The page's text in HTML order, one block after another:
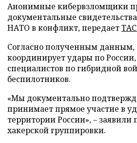
Анонимные кибервзломщики
документальные
НАТО в конфликт, передает
Согласно полученным данным,
координирует удары по
специалистов по гибридной
беспилотников.
«Мы документально
принимает прямое участие в
территории России», – заявили
хакерской группировки.